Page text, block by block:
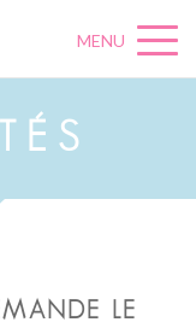
MENU
É S
LE